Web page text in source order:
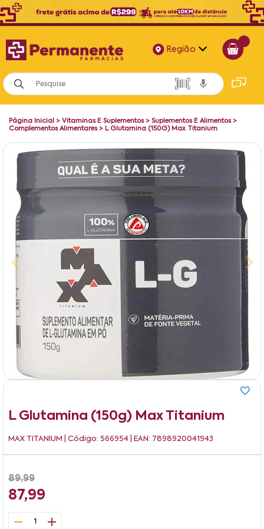
Região
Alagoas
Bahia
Paraíba
Pernambuco
Página Inicial > Vitaminas E Suplementos> Suplementos E Alimentos>
Complementos Alimentares> L Glutamina (150G) Max Titanium
L Glutamina (150g) Max Titanium
MAX TITANIUM | Código: 566954 | EAN: 7898920041943
89,99
87,99
1